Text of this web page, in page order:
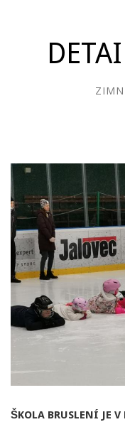
ŠKOLA BRUSLENÍ JE V